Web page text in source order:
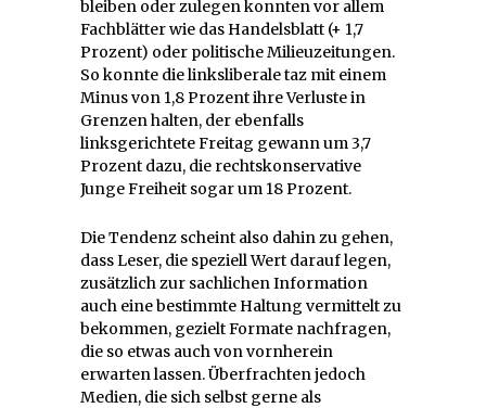
bleiben oder zulegen konnten vor allem
Fachblätter wie das Handelsblatt (+ 1,7
Prozent) oder politische Milieuzeitungen.
So konnte die linksliberale taz mit einem
Minus von 1,8 Prozent ihre Verluste in
Grenzen halten, der ebenfalls
linksgerichtete Freitag gewann um 3,7
Prozent dazu, die rechtskonservative
Junge Freiheit sogar um 18 Prozent.
Die Tendenz scheint also dahin zu gehen,
dass Leser, die speziell Wert darauf legen,
zusätzlich zur sachlichen Information
auch eine bestimmte Haltung vermittelt zu
bekommen, gezielt Formate nachfragen,
die so etwas auch von vornherein
erwarten lassen. Überfrachten jedoch
Medien, die sich selbst gerne als